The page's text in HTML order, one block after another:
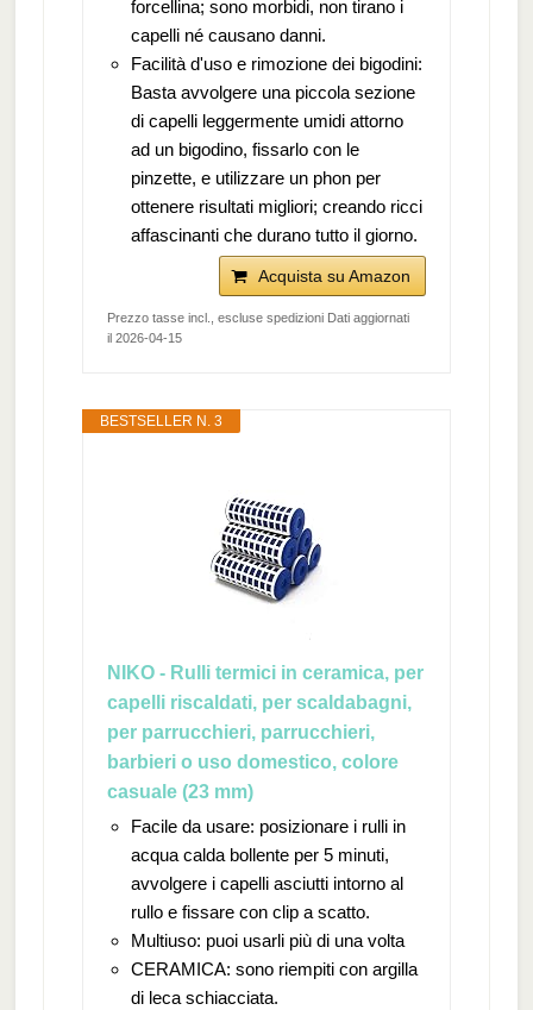
forcellina; sono morbidi, non tirano i
capelli né causano danni.
Facilità d'uso e rimozione dei bigodini:
Basta avvolgere una piccola sezione
di capelli leggermente umidi attorno
ad un bigodino, fissarlo con le
pinzette, e utilizzare un phon per
ottenere risultati migliori; creando ricci
affascinanti che durano tutto il giorno.
Acquista su Amazon
Prezzo tasse incl., escluse spedizioni Dati aggiornati
il 2026-04-15
BESTSELLER N. 3
NIKO - Rulli termici in ceramica, per
capelli riscaldati, per scaldabagni,
per parrucchieri, parrucchieri,
barbieri o uso domestico, colore
casuale (23 mm)
Facile da usare: posizionare i rulli in
acqua calda bollente per 5 minuti,
avvolgere i capelli asciutti intorno al
rullo e fissare con clip a scatto.
Multiuso: puoi usarli più di una volta
CERAMICA: sono riempiti con argilla
di leca schiacciata.